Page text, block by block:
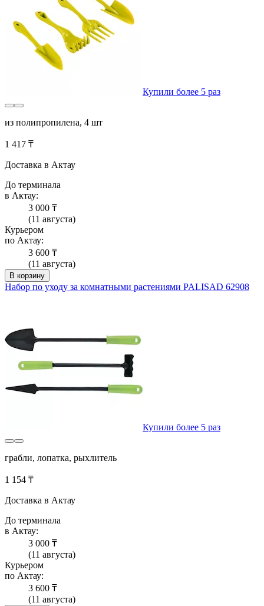
Купили более 5 раз
из полипропилена, 4 шт
1 417 ₸
Доставка в Актау
До терминала
в Актау:
3 000 ₸
(11 августа)
Курьером
по Актау:
3 600 ₸
(11 августа)
В корзину
Набор по уходу за комнатными растениями PALISAD 62908
Купили более 5 раз
грабли, лопатка, рыхлитель
1 154 ₸
Доставка в Актау
До терминала
в Актау:
3 000 ₸
(11 августа)
Курьером
по Актау:
3 600 ₸
(11 августа)